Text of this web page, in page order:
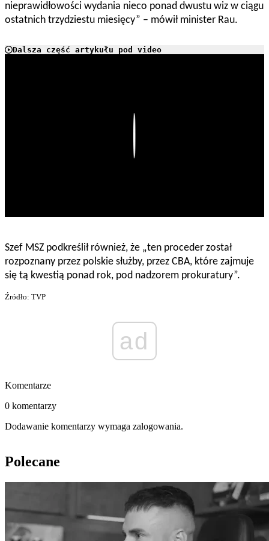
nieprawidłowości wydania nieco ponad dwustu wiz w ciągu
ostatnich trzydziestu miesięcy” – mówił minister Rau.
Dalsza część artykułu pod video
Szef MSZ podkreślił również, że „ten proceder został
rozpoznany przez polskie służby, przez CBA, które zajmuje
się tą kwestią ponad rok, pod nadzorem prokuratury”.
Źródło: TVP
ad
Komentarze
0 komentarzy
Dodawanie komentarzy wymaga zalogowania.
Polecane